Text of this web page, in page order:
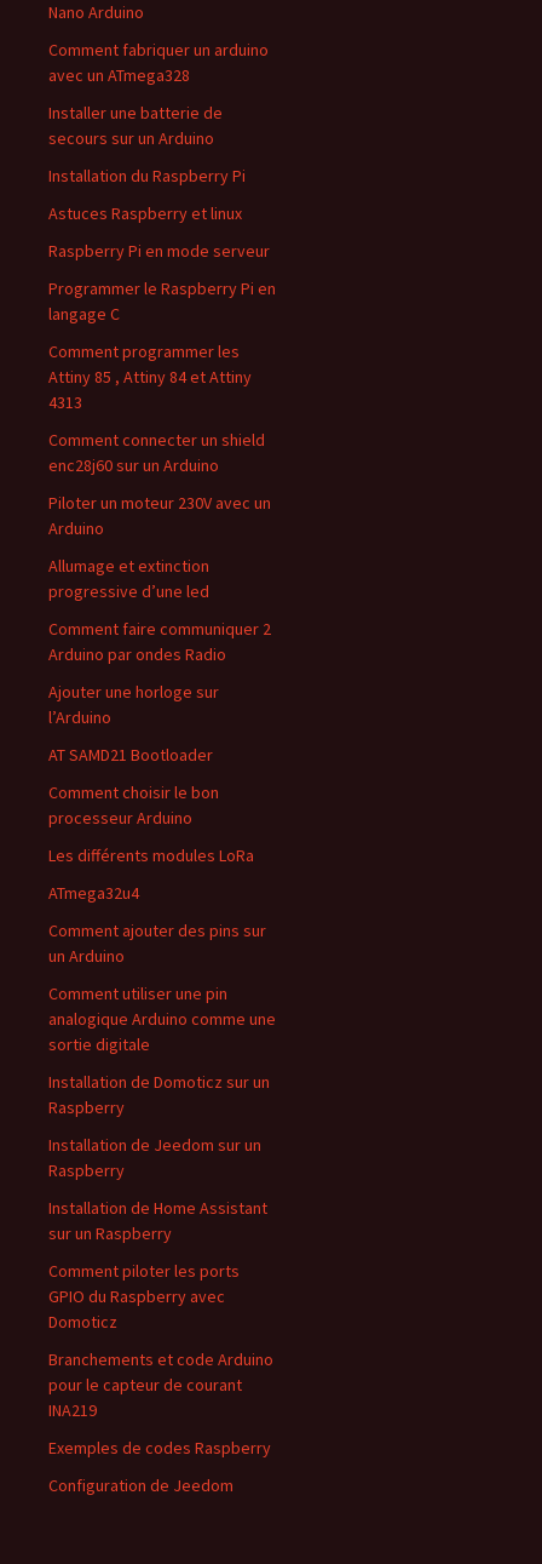
Nano Arduino
Comment fabriquer un arduino
avec un ATmega328
Installer une batterie de
secours sur un Arduino
Installation du Raspberry Pi
Astuces Raspberry et linux
Raspberry Pi en mode serveur
Programmer le Raspberry Pi en
langage C
Comment programmer les
Attiny 85 , Attiny 84 et Attiny
4313
Comment connecter un shield
enc28j60 sur un Arduino
Piloter un moteur 230V avec un
Arduino
Allumage et extinction
progressive d’une led
Comment faire communiquer 2
Arduino par ondes Radio
Ajouter une horloge sur
l’Arduino
AT SAMD21 Bootloader
Comment choisir le bon
processeur Arduino
Les différents modules LoRa
ATmega32u4
Comment ajouter des pins sur
un Arduino
Comment utiliser une pin
analogique Arduino comme une
sortie digitale
Installation de Domoticz sur un
Raspberry
Installation de Jeedom sur un
Raspberry
Installation de Home Assistant
sur un Raspberry
Comment piloter les ports
GPIO du Raspberry avec
Domoticz
Branchements et code Arduino
pour le capteur de courant
INA219
Exemples de codes Raspberry
Configuration de Jeedom